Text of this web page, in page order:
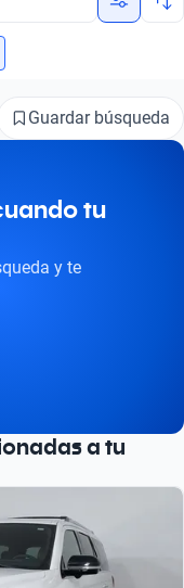
Guardar búsqueda
tu
y te
a tu